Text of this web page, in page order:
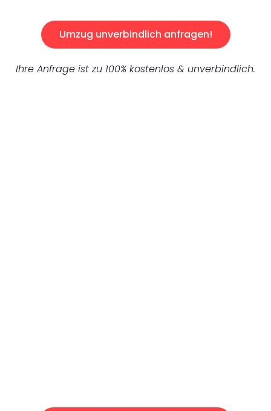
Umzug unverbindlich anfragen!
Ihre Anfrage ist zu 100% kostenlos & unverbindlich.